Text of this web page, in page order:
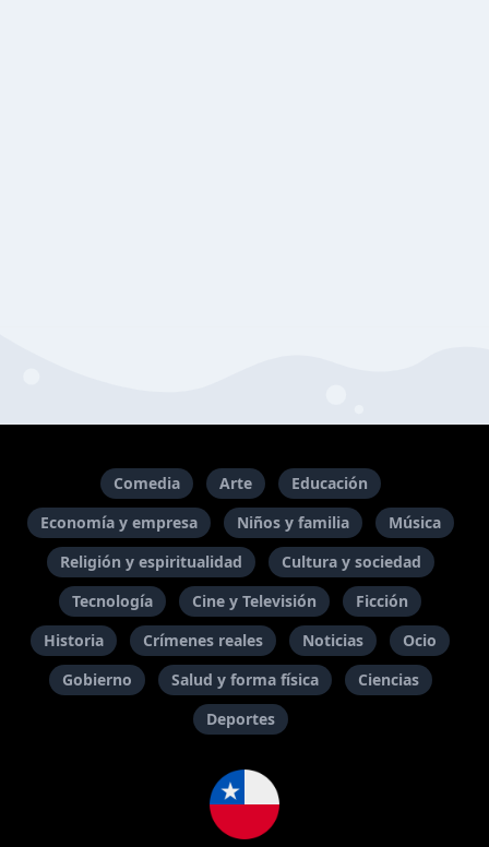
Comedia Arte
Educación
Economía y empresa
Niños y familia
Música
Religión y espiritualidad
Cultura y sociedad
Tecnología
Cine y Televisión
Ficción
Historia
Crímenes reales Noticias
Ocio
Gobierno
Salud y forma física
Ciencias
Deportes